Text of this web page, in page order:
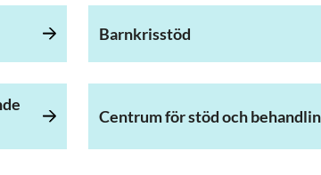
Barnkrisstöd
Centrum för stöd och